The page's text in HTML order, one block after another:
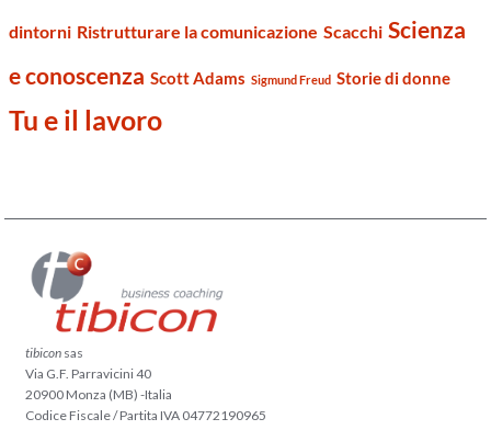
dintorni Ristrutturare la comunicazione Scacchi Scienza
e conoscenza Scott Adams Sigmund Freud Storie di donne
Tu e il lavoro
tibicon sas
Via G.F. Parravicini 40
20900 Monza (MB) -Italia
Codice Fiscale / Partita IVA 04772190965